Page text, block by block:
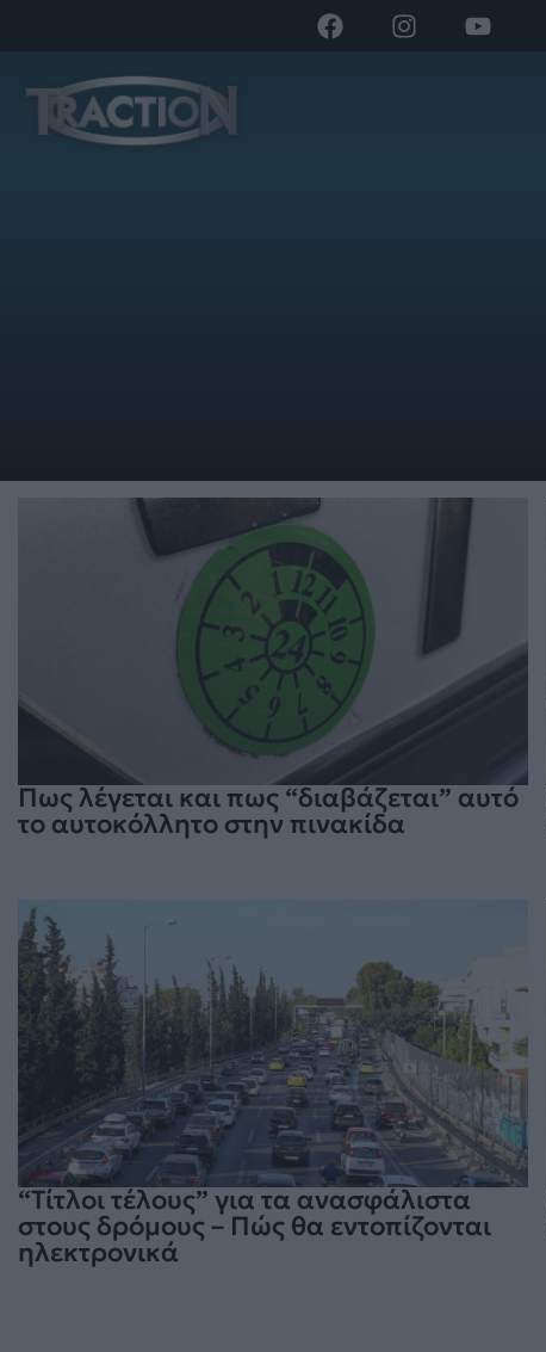
Πως λέγεται και πως “διαβάζεται” αυτό
το αυτοκόλλητο στην πινακίδα
“Τίτλοι τέλους” για τα ανασφάλιστα
στους δρόμους – Πώς θα εντοπίζονται
ηλεκτρονικά